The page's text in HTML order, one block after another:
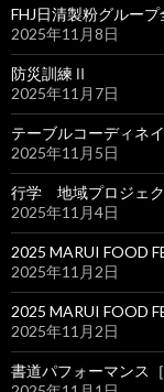
FHJ日清製粉グルー
2025年11月8日
防災訓練Ⅱ
2025年11月7日
テーブルコーディネ
2025年11月5日
行学 地域プロジェ
2025年11月4日
2025 MARUI FOOD
2025年11月2日
2025 MARUI FOOD
2025年11月2日
書道パフォーマンス